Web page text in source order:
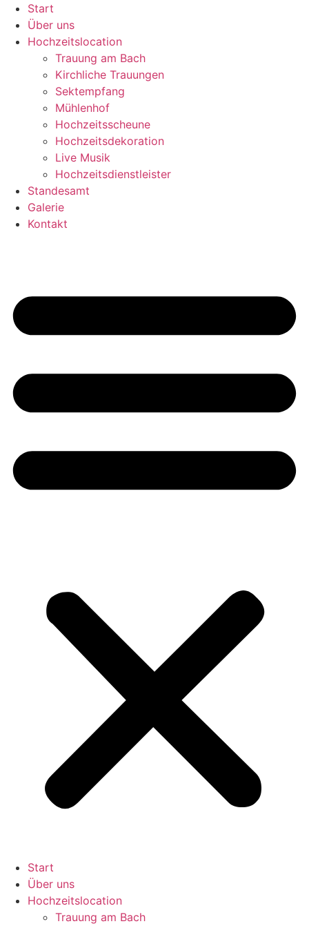
Zum
Inhalt
springen
Start
Über uns
Hochzeitslocation
Trauung am Bach
Kirchliche Trauungen
Sektempfang
Mühlenhof
Hochzeitsscheune
Hochzeitsdekoration
Live Musik
Hochzeitsdienstleister
Standesamt
Galerie
Kontakt
Start
Über uns
Hochzeitslocation
Trauung am Bach